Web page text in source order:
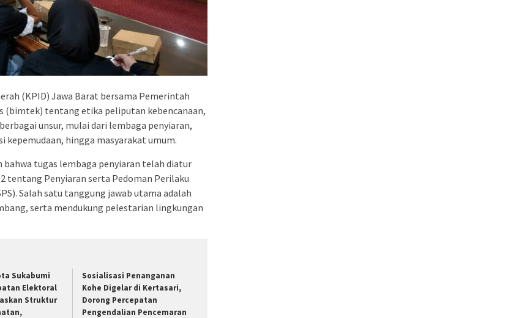
(KPID) Jawa Barat bersama Pemerintah
(bimtek) tentang etika peliputan kebencanaan,
unsur, mulai dari lembaga penyiaran,
kepemudaan, hingga masyarakat umum.
tugas lembaga penyiaran telah diatur
tentang Penyiaran serta Pedoman Perilaku
Salah satu tanggung jawab utama adalah
serta mendukung pelestarian lingkungan
Sukabumi
Elektoral
Struktur
Sosialisasi Penanganan
Kohe Digelar di Kertasari,
Dorong Percepatan
Pengendalian Pencemaran